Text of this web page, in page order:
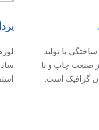
با تولید
صنعت چاپ و با
گرافیک است.